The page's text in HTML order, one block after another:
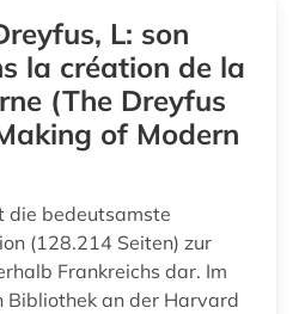
L: son
la création de la
(The Dreyfus
of Modern
die bedeutsamste
(128.214 Seiten) zur
Frankreichs dar. Im
Bibliothek an der Harvard